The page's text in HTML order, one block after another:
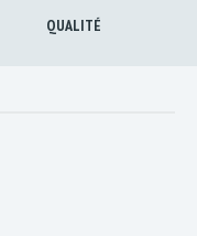
QUALITÉ